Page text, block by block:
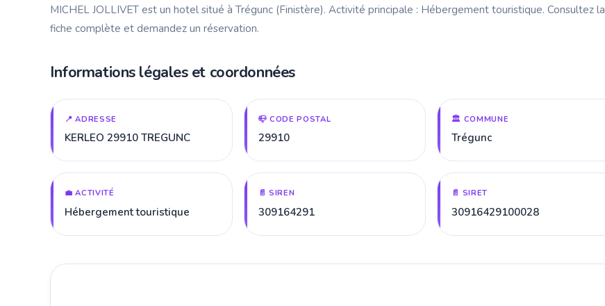
MICHEL JOLLIVET est un hotel situé à Trégunc (Finistère). Activité principale : Hébergement touristique. Consultez la
fiche complète et demandez un réservation.
Informations légales et coordonnées
📍 ADRESSE
KERLEO 29910 TREGUNC
📪 CODE POSTAL
29910
🏛️ COMMUNE
Trégunc
💼 ACTIVITÉ
Hébergement touristique
📄 SIREN
309164291
📄 SIRET
30916429100028